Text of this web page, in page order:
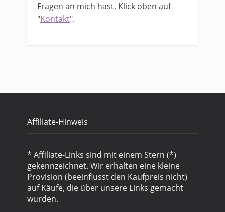
Fragen an mich hast, Klick oben auf
"Kontakt".
Affiliate-Hinweis
* Affiliate-Links sind mit einem Stern (*)
gekennzeichnet. Wir erhalten eine kleine
Provision (beeinflusst den Kaufpreis nicht)
auf Käufe, die über unsere Links gemacht
wurden.